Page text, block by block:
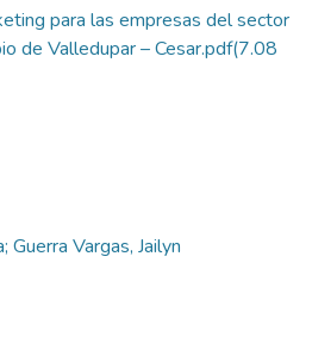
para las empresas del sector
de Valledupar – Cesar.pdf(7.08
Guerra Vargas, Jailyn